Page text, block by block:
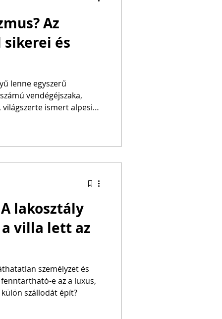
Az
és
lenne egyszerű
vendégéjszaka,
ismert alpesi
lakosztály
villa lett az
személyzet és
e az a luxus,
szállodát épít?